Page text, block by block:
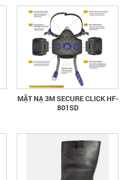
MẶT NẠ 3M SECURE CLICK HF-
801SD